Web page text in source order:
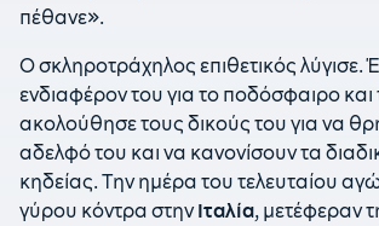
πέθανε».
Ο σκληροτράχηλος επιθετικός λύγισε.
ενδιαφέρον του για το ποδόσφαιρο και
ακολούθησε τους δικούς του για να
αδελφό του και να κανονίσουν τα
κηδείας. Την ημέρα του τελευταίου
γύρου κόντρα στηνΙταλία, μετέφεραν